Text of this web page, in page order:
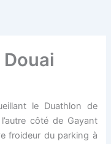
le Duathlon de
côté de Gayant
froideur du parking à